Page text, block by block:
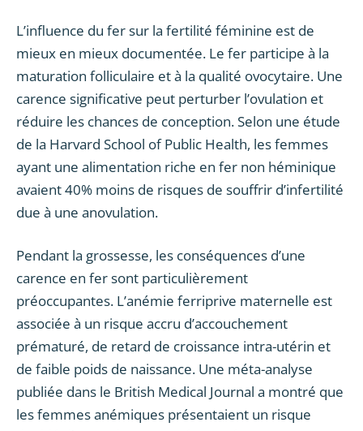
L’influence du fer sur la fertilité féminine est de
mieux en mieux documentée. Le fer participe à la
maturation folliculaire et à la qualité ovocytaire. Une
carence significative peut perturber l’ovulation et
réduire les chances de conception. Selon une étude
de la Harvard School of Public Health, les femmes
ayant une alimentation riche en fer non héminique
avaient 40% moins de risques de souffrir d’infertilité
due à une anovulation.
Pendant la grossesse, les conséquences d’une
carence en fer sont particulièrement
préoccupantes. L’anémie ferriprive maternelle est
associée à un risque accru d’accouchement
prématuré, de retard de croissance intra-utérin et
de faible poids de naissance. Une méta-analyse
publiée dans le British Medical Journal a montré que
les femmes anémiques présentaient un risque